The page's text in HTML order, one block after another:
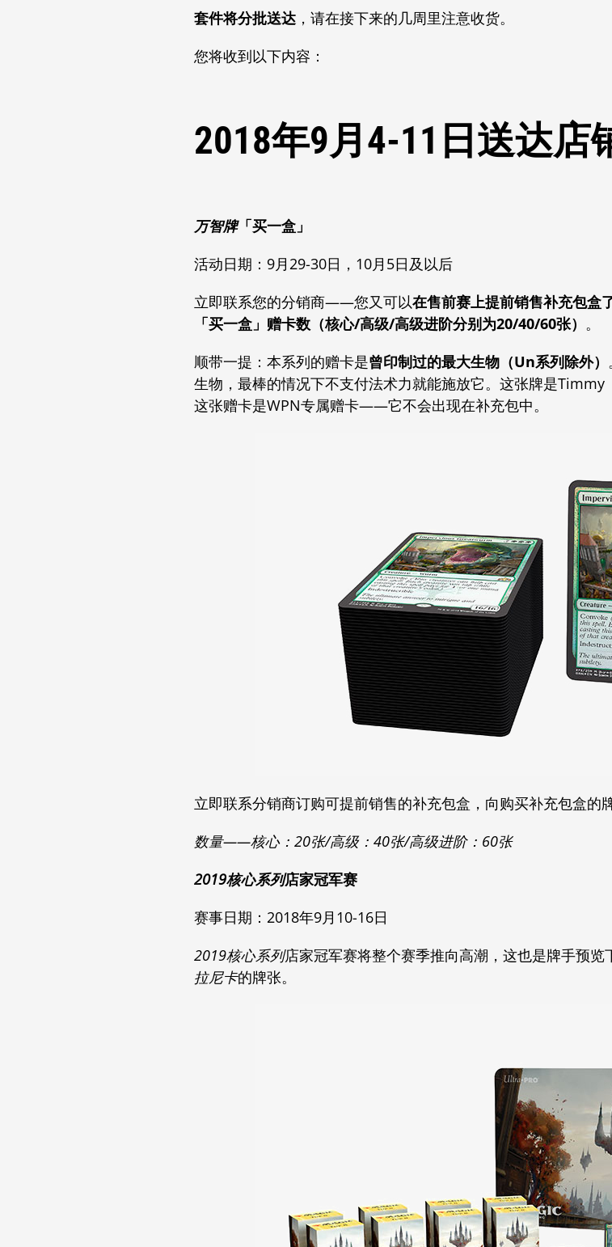
套件将分批送达 ，请在接下来的几周里注意收货。
您将收到以下内容：
2018年9月4-11日送达店
万智牌「买一盒」
活动日期：9月29-30日，10月5日及以后
立即联系您的分销商——您又可以在售前赛上提前销售补充包盒
「买一盒」赠卡数（核心/高级/高级进阶分别为20/40/60张） 。
顺带一提：本系列的赠卡是曾印制过的最大生物（Un系列除外）
生物，最棒的情况下不支付法术力就能施放它。这张牌是Timmy
这张赠卡是WPN专属赠卡——它不会出现在补充包中。
立即联系分销商订购可提前销售的补充包盒，向购买补充包盒的
数量——核心：20张/高级：40张/高级进阶：60张
2019核心系列店家冠军赛
赛事日期：2018年9月10-16日
2019核心系列店家冠军赛将整个赛季推向高潮，这也是牌手预
拉尼卡的牌张。